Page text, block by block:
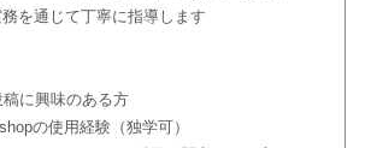
を通じて丁寧に指導します
稿に興味のある方
の使用経験（独学可）